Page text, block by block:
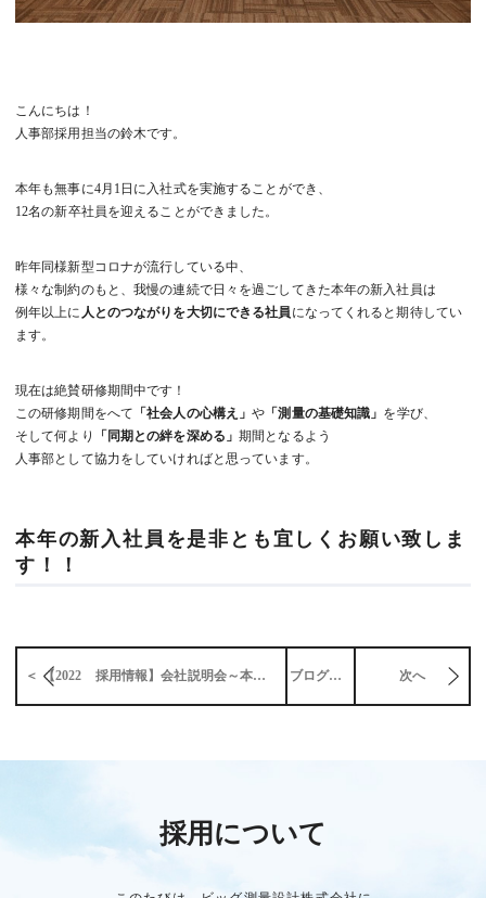
こんにちは！
人事部採用担当の鈴木です。
本年も無事に4月1日に入社式を実施することができ、
12名の新卒社員を迎えることができました。
昨年同様新型コロナが流行している中、
様々な制約のもと、我慢の連続で日々を過ごしてきた本年の新入社員は
例年以上に 人とのつながりを大切にできる社員 になってくれると期待してい
ます。
現在は絶賛研修期間中です！
この研修期間をへて 「社会人の心構え」や 「測量の基礎知識」 を学び、
そして何より
「同期との絆を深める」期間となるよう
人事部として協力をしていければと思っています。
本年の新入社員を是非とも宜しくお願い致しま
す！！
＜ 【2022 採用情報】会社説明会～本社開催 ブログ一覧 次へ
採用について